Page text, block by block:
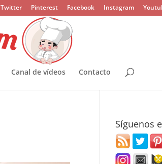
Twitter Pinterest Facebook Instagram
Canal de vídeos Contacto
Síguenos